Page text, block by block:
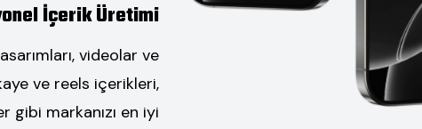
İçerik Üretimi
videolar ve
ve reels içerikleri,
gibi markanızı en iyi